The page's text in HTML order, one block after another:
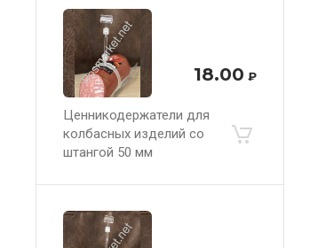
18.00 ₽
Ценникодержатели для
колбасных изделий со
штангой 50 мм